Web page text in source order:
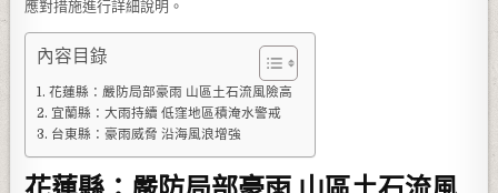
應對措施進行詳細說明。
內容目錄
花蓮縣：嚴防局部豪雨 山區土石流風險高
宜蘭縣：大雨持續 低窪地區積淹水警戒
台東縣：豪雨威脅 沿海風浪增強